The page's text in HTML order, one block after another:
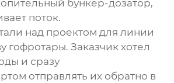
бункер-дозатор,
поток.
над проектом для линии
гофротары. Заказчик хотел
и сразу
отправлять их обратно в